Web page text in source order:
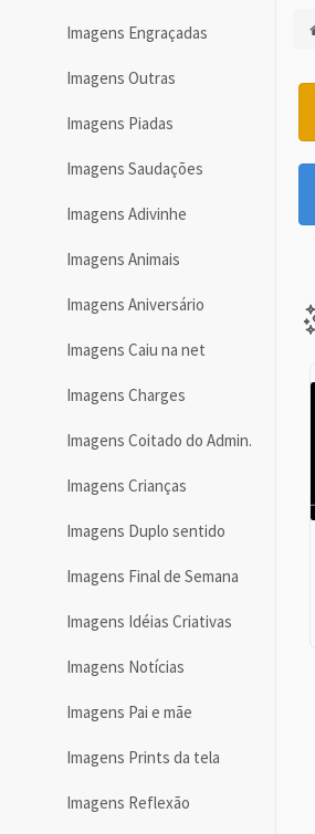
Imagens Engraçadas
Imagens Outras
Imagens Piadas
Imagens Saudações
Imagens Adivinhe
Imagens Animais
Imagens Aniversário
Imagens Caiu na net
Imagens Charges
Imagens Coitado do Admin.
Imagens Crianças
Imagens Duplo sentido
Imagens Final de Semana
Imagens Idéias Criativas
Imagens Notícias
Imagens Pai e mãe
Imagens Prints da tela
Imagens Reflexão